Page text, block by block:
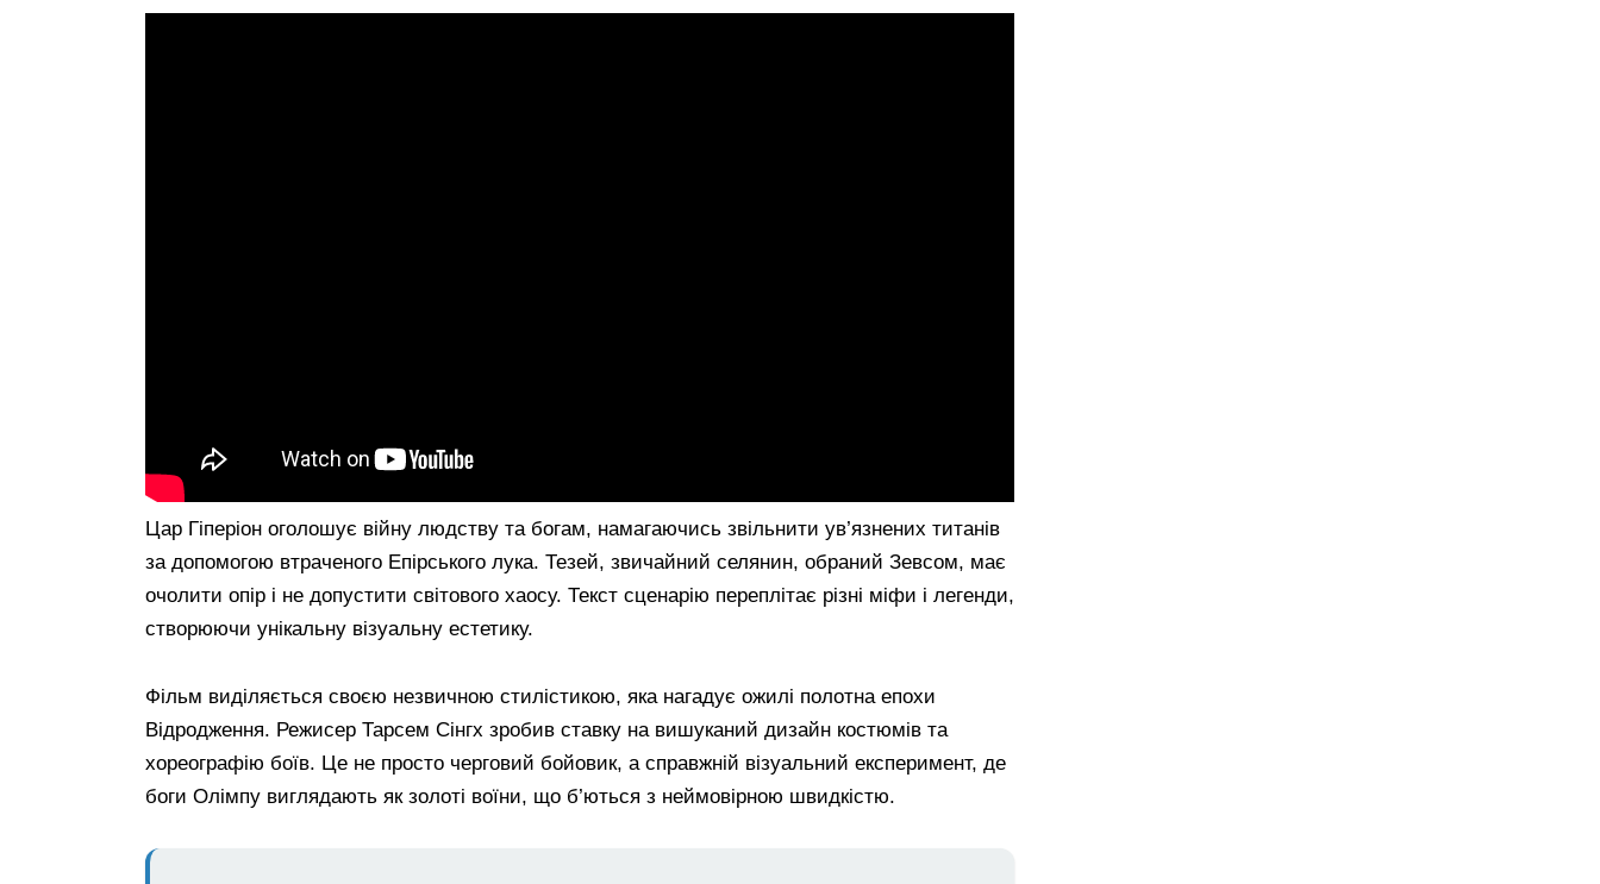
Цар Гіперіон оголошує війну людству та богам, намагаючись звільнити ув’язнених титанів
за допомогою втраченого Епірського лука. Тезей, звичайний селянин, обраний Зевсом, має
очолити опір і не допустити світового хаосу. Текст сценарію переплітає різні міфи і легенди,
створюючи унікальну візуальну естетику.
Фільм виділяється своєю незвичною стилістикою, яка нагадує ожилі полотна епохи
Відродження. Режисер Тарсем Сінгх зробив ставку на вишуканий дизайн костюмів та
хореографію боїв. Це не просто черговий бойовик, а справжній візуальний експеримент, де
боги Олімпу виглядають як золоті воїни, що б’ються з неймовірною швидкістю.